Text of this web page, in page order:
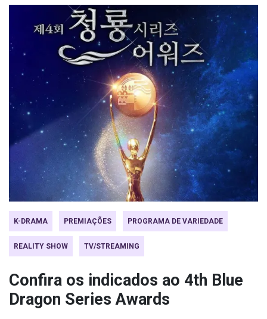
K-DRAMA PREMIAÇÕES PROGRAMA DE VARIEDADE
REALITY SHOW TV/STREAMING
Confira os indicados ao 4th Blue
Dragon Series Awards